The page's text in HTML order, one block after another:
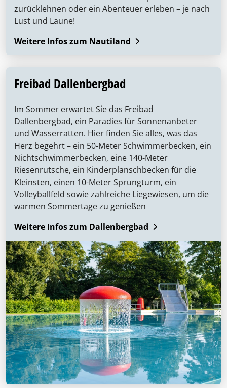
zurücklehnen oder ein Abenteuer erleben – je nach
Lust und Laune!
Weitere Infos zum Nautiland
Freibad Dallenbergbad
Im Sommer erwartet Sie das Freibad
Dallenbergbad, ein Paradies für Sonnenanbeter
und Wasserratten. Hier finden Sie alles, was das
Herz begehrt – ein 50-Meter Schwimmerbecken, ein
Nichtschwimmerbecken, eine 140-Meter
Riesenrutsche, ein Kinderplanschbecken für die
Kleinsten, einen 10-Meter Sprungturm, ein
Volleyballfeld sowie zahlreiche Liegewiesen, um die
warmen Sommertage zu genießen
Weitere Infos zum Dallenbergbad